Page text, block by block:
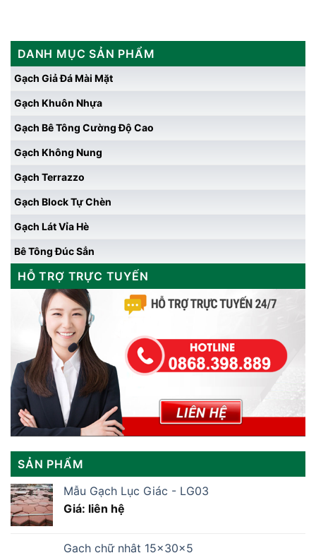
DANH MỤC SẢN PHẨM
Gạch Giả Đá Mài Mặt
Gạch Khuôn Nhựa
Gạch Bê Tông Cường Độ Cao
Gạch Không Nung
Gạch Terrazzo
Gạch Block Tự Chèn
Gạch Lát Vỉa Hè
Bê Tông Đúc Sẳn
HỖ TRỢ TRỰC TUYẾN
SẢN PHẨM
Mẫu Gạch Lục Giác - LG03
Giá: liên hệ
Gạch chữ nhật 15x30x5